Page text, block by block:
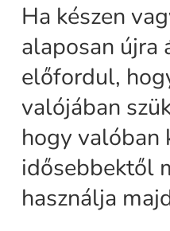
Ha készen
alaposan újra
előfordul,
valójában
hogy valóban
idősebbektől
használja